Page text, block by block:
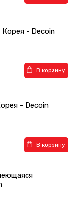
Корея - Decoin
В корзину
- Decoin
В корзину